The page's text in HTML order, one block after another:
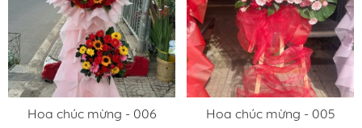
Hoa chúc mừng - 006 Hoa chúc mừng - 005